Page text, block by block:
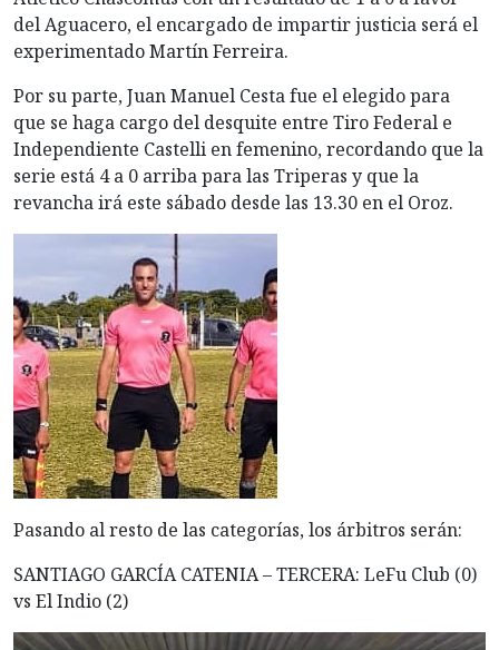
del Aguacero, el encargado de impartir justicia será el
experimentado Martín Ferreira.
Por su parte, Juan Manuel Cesta fue el elegido para
que se haga cargo del desquite entre Tiro Federal e
Independiente Castelli en femenino, recordando que la
serie está 4 a 0 arriba para las Triperas y que la
revancha irá este sábado desde las 13.30 en el Oroz.
Pasando al resto de las categorías, los árbitros serán:
SANTIAGO GARCÍA CATENIA – TERCERA: LeFu Club (0)
vs El Indio (2)